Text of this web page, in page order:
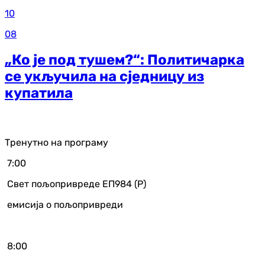
10
08
„Ко је под тушем?“: Политичарка
се укључила на сједницу из
купатила
Тренутно на програму
7:00
Свет пољопривреде ЕП984 (Р)
емисија о пољопривреди
8:00